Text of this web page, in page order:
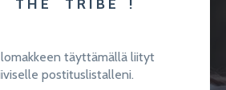
T H E T R I B E !
täyttämällä liityt
postituslistalleni.